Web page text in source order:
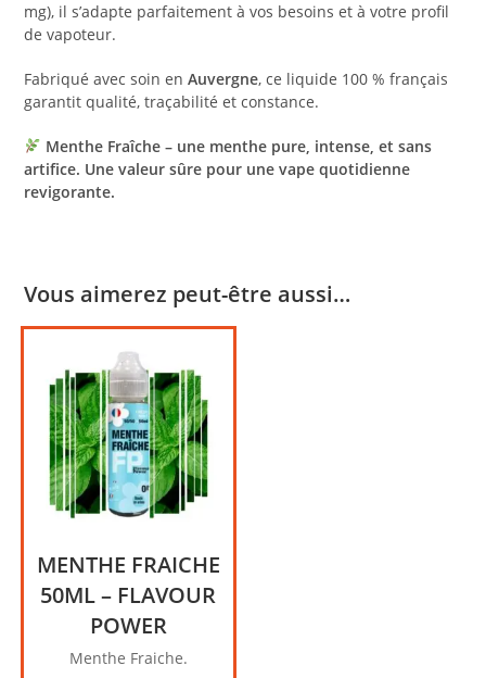
mg), il s’adapte parfaitement à vos besoins et à votre profil
de vapoteur.
Fabriqué avec soin enAuvergne, ce liquide 100 % français
garantit qualité, traçabilité et constance.
Menthe Fraîche – une menthe pure, intense, et sans
artifice. Une valeur sûre pour une vape quotidienne
revigorante.
Vous aimerez peut-être aussi…
MENTHE FRAICHE
50ML – FLAVOUR
POWER
Menthe Fraiche.